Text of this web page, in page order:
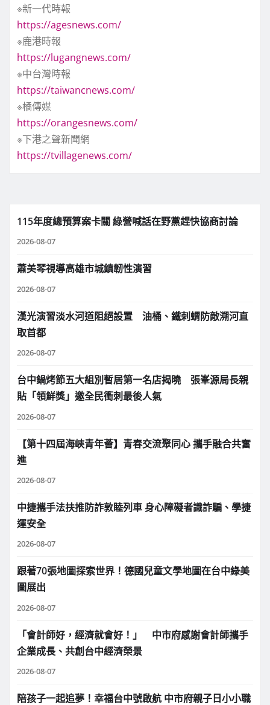
※新一代時報
https://agesnews.com/
※鹿港時報
https://lugangnews.com/
※中台灣時報
https://taiwancnews.com/
※橘傳媒
https://orangesnews.com/
※下港之聲新聞網
https://tvillagenews.com/
115年度總預算案卡關 綠營喊話在野黨趕快協商討論
2026-08-07
蕭美琴視導高雄市城鎮韌性演習
2026-08-07
漢光演習淡水河道阻絕設置 油桶、鐵刺蝟防敵溯河直
取首都
2026-08-07
台中鍋烤節五大組別暫居第一名店揭曉 張峯源局長親
貼「領鮮獎」邀全民衝刺最後人氣
2026-08-07
【第十四屆海峽青年薈】青春交流聚同心 攜手融合共奮
進
2026-08-07
中捷攜手法扶推防詐敦睦列車 身心障礙者識詐騙、學捷
運安全
2026-08-07
跟著70張地圖探索世界！德國兒童文學地圖在台中綠美
圖展出
2026-08-07
「會計師好，經濟就會好！」 中市府感謝會計師攜手
企業成長、共創台中經濟榮景
2026-08-07
陪孩子一起追夢！幸福台中號啟航 中市府親子日小小職